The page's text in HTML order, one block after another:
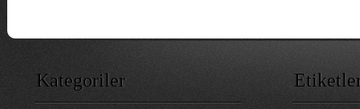
Kategoriler